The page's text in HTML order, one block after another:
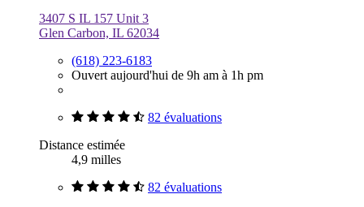
3407 S IL 157 Unit 3
Glen Carbon, IL 62034
(618) 223-6183
Ouvert aujourd'hui de 9h am à 1h pm
82 évaluations
Distance estimée
4,9 milles
82 évaluations